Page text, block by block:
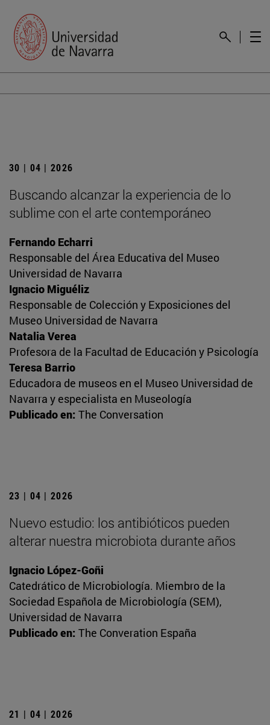
30 | 04 | 2026
Buscando alcanzar la experiencia de lo
sublime con el arte contemporáneo
Fernando Echarri
Responsable del Área Educativa del Museo
Universidad de Navarra
Ignacio Miguéliz
Responsable de Colección y Exposiciones del
Museo Universidad de Navarra
Natalia Verea
Profesora de la Facultad de Educación y Psicología
Teresa Barrio
Educadora de museos en el Museo Universidad de
Navarra y especialista en Museología
Publicado en: The Conversation
23 | 04 | 2026
Nuevo estudio: los antibióticos pueden
alterar nuestra microbiota durante años
Ignacio López-Goñi
Catedrático de Microbiología. Miembro de la
Sociedad Española de Microbiología (SEM),
Universidad de Navarra
Publicado en: The Converation España
21 | 04 | 2026